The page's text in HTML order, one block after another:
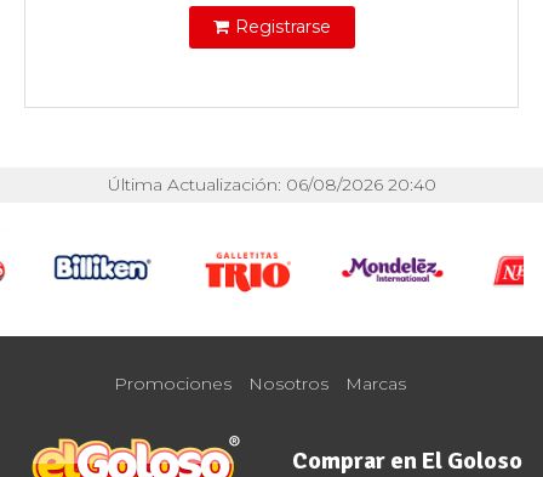
Registrarse
Última Actualización: 06/08/2026 20:40
Promociones Nosotros Marcas
Comprar en El Goloso